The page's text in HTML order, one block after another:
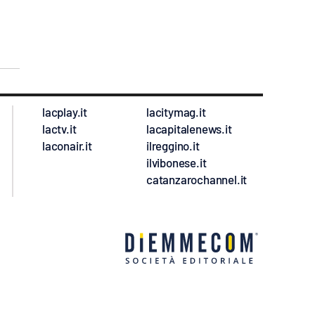
lacplay.it
lactv.it
laconair.it
lacitymag.it
lacapitalenews.it
ilreggino.it
ilvibonese.it
catanzarochannel.it